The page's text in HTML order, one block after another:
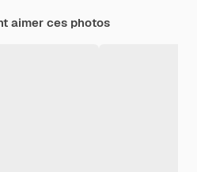
aimer ces photos